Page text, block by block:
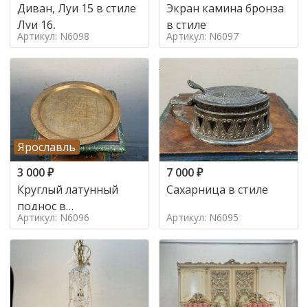
Диван, Луи 15 в стиле
Луи 16,
Артикул: N6098
Экран камина бронза
в стиле
Артикул: N6097
Ярославль
3 000₽
Круглый латунный
поднос в
марокканском стиле в
стиле
Артикул: N6096
7 000₽
Сахарница в стиле
Артикул: N6095